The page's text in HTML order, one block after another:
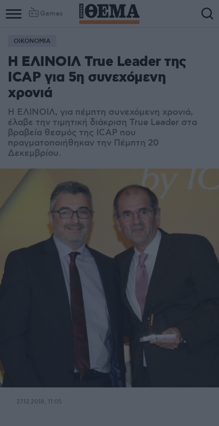
Games
ΟΙΚΟΝΟΜΙΑ
Η ΕΛΙΝΟΙΛ True Leader της
ICAP για 5η συνεχόμενη
χρονιά
Η ΕΛΙΝΟΙΛ, για πέμπτη συνεχόμενη χρονιά,
έλαβε την τιμητική διάκριση True Leader στα
βραβεία θεσμός της ICAP που
πραγματοποιήθηκαν την Πέμπτη 20
Δεκεμβρίου.
27.12.2018, 11:05